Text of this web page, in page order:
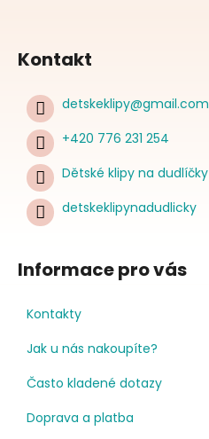
Kontakt
detskeklipy@gmail.com
+420 776 231 254
Dětské klipy na dudlíčky
detskeklipynadudlicky
Informace pro vás
Kontakty
Jak u nás nakoupíte?
Často kladené dotazy
Doprava a platba